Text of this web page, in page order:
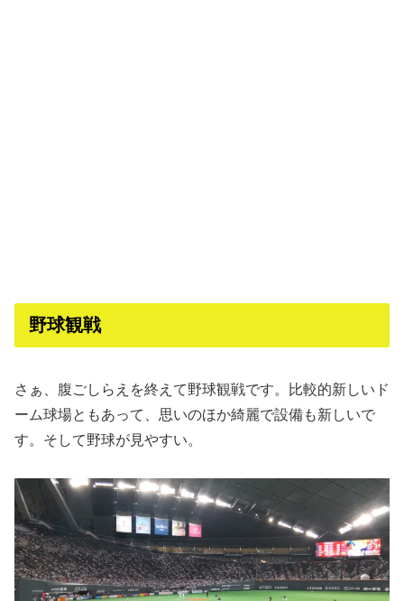
野球観戦
さぁ、腹ごしらえを終えて野球観戦です。比較的新しいド
ーム球場ともあって、思いのほか綺麗で設備も新しいで
す。そして野球が見やすい。